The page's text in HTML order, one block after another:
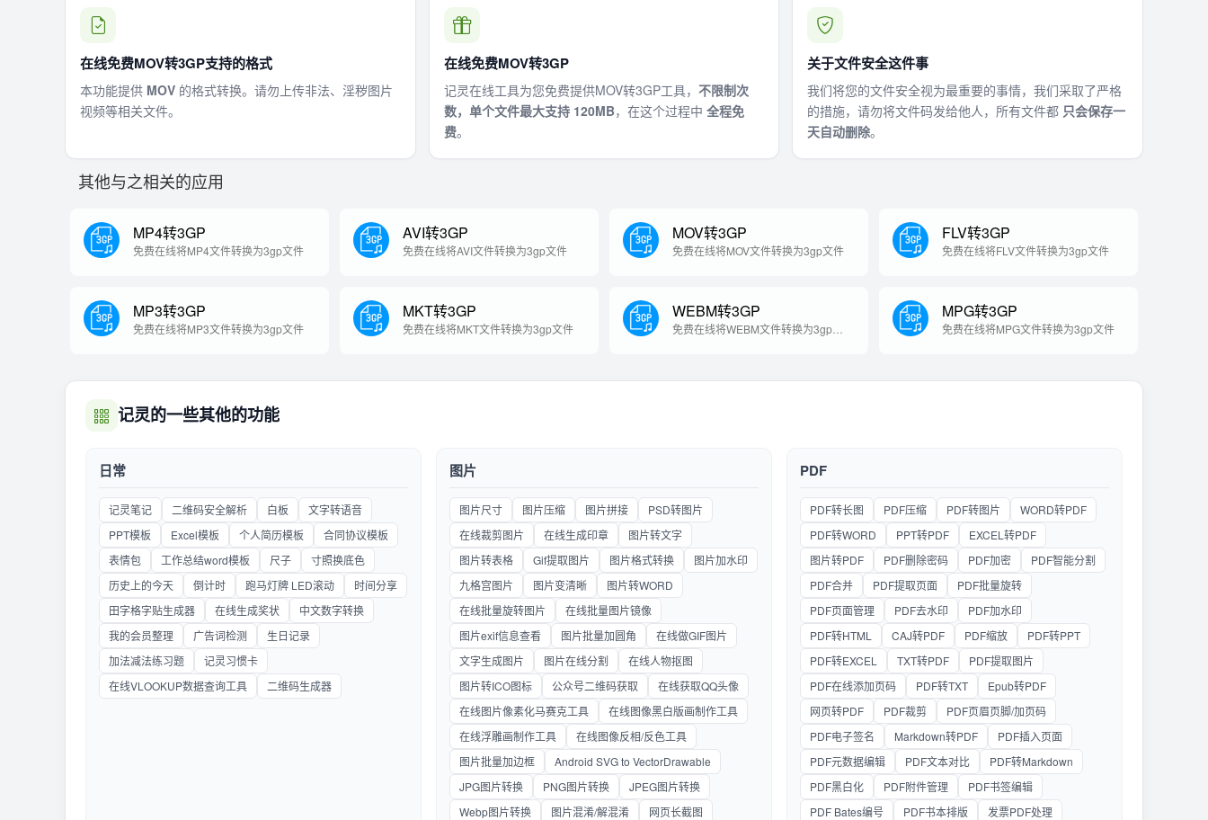
在线免费MOV转3GP支持的格式
本功能提供 MOV 的格式转换。请勿上传非法、淫秽图片
视频等相关文件。
在线免费MOV转3GP
记灵在线工具为您免费提供MOV转3GP工具， 不限制次
数，单个文件最大支持 120MB，在这个过程中 全程免
费。
关于文件安全这件事
我们将您的文件安全视为最重要的事情，我们采取了严格
的措施，请勿将文件码发给他人，所有文件都 只会保存一
天自动删除。
其他与之相关的应用
MP4转3GP
免费在线将MP4文件转换为3gp文件
AVI转3GP
免费在线将AVI文件转换为3gp文件
MOV转3GP
免费在线将MOV文件转换为3gp文件
FLV转3GP
免费在线将FLV文件转换为3gp文件
MP3转3GP
免费在线将MP3文件转换为3gp文件
MKT转3GP
免费在线将MKT文件转换为3gp文件
WEBM转3GP
免费在线将WEBM文件转换为3gp文
MPG转3GP
免费在线将MPG文件转换为3gp文件
记灵的一些其他的功能
日常
记灵笔记 二维码安全解析 白板
文字转语音
PPT模板
Excel模板 个人简历模板
合同协议模板
表情包
工作总结word模板 尺子
寸照换底色
历史上的今天
倒计时 跑马灯牌 LED滚动
时间分享
田字格字贴生成器
在线生成奖状
中文数字转换
我的会员整理
广告词检测
生日记录
加法减法练习题
记灵习惯卡
在线VLOOKUP数据查询工具
二维码生成器
图片
图片尺寸 图片压缩 图片拼接
PSD转图片
在线裁剪图片
在线生成印章
图片转文字
图片转表格
Gif提取图片 图片格式转换
图片加水印
九格宫图片
图片变清晰
图片转WORD
在线批量旋转图片
在线批量图片镜像
图片exif信息查看
图片批量加圆角
在线做GIF图片
文字生成图片
图片在线分割
在线人物抠图
图片转ICO图标
公众号二维码获取
在线获取QQ头像
在线图片像素化马赛克工具
在线图像黑白版画制作工具
在线浮雕画制作工具
在线图像反相/反色工具
图片批量加边框
Android SVG to VectorDrawable
JPG图片转换
PNG图片转换
JPEG图片转换
Webp图片转换
图片混淆/解混淆
网页长截图
PDF
PDF转长图 PDF压缩 PDF转图片
WORD转PDF
PDF转WORD
PPT转PDF
EXCEL转PDF
图片转PDF
PDF删除密码 PDF加密
PDF智能分割
PDF合并
PDF提取页面
PDF批量旋转
PDF页面管理
PDF去水印
PDF加水印
PDF转HTML
CAJ转PDF PDF缩放
PDF转PPT
PDF转EXCEL
TXT转PDF
PDF提取图片
PDF在线添加页码
PDF转TXT
Epub转PDF
网页转PDF
PDF裁剪
PDF页眉页脚/加页码
PDF电子签名
Markdown转PDF
PDF插入页面
PDF元数据编辑
PDF文本对比
PDF转Markdown
PDF黑白化
PDF附件管理
PDF书签编辑
PDF Bates编号
PDF书本排版
发票PDF处理